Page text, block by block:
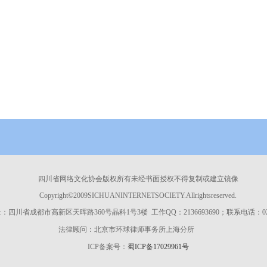
四川省网络文化协会版权所有未经书面授权不得复制或建立镜像
Copyright©2009SICHUANINTERNETSOCIETY.Allrightsreserved.
四川省成都市高新区天晖路360号晶科1号3楼 工作QQ：2136693690；联系电话：
法律顾问：北京市环球律师事务所上海分所
ICP备案号： 蜀ICP备17029961号